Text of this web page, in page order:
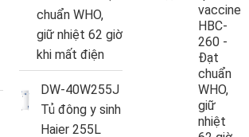
chuẩn WHO,
giữ nhiệt 62 giờ
khi mất điện
DW-40W255J
Tủ đông y sinh
Haier 255L
vaccine
HBC-
260 -
Đạt
chuẩn
WHO,
giữ
nhiệt